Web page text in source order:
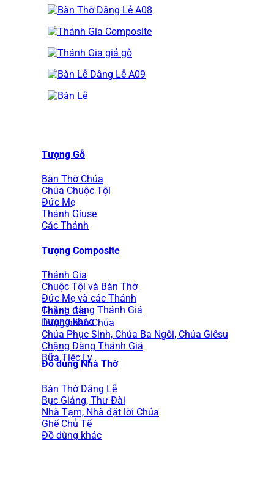
Tượng Gỗ
Bàn Thờ Chúa
Chúa Chuộc Tội
Đức Mẹ
Thánh Giuse
Các Thánh
Tượng Composite
Thánh Gia
Chuộc Tội và Bàn Thờ
Đức Mẹ và các Thánh
Chặng đàng Thánh Giá
Tượng khác
Thánh Gia
Dung nhan Chúa
Chúa Phục Sinh, Chúa Ba Ngôi, Chúa Giêsu
Chặng Đàng Thánh Giá
Bữa Tiệc Ly
Đồ dùng Nhà Thờ
Bàn Thờ Dâng Lễ
Bục Giảng, Thư Đài
Nhà Tạm, Nhà đặt lời Chúa
Ghế Chủ Tế
Đồ dùng khác